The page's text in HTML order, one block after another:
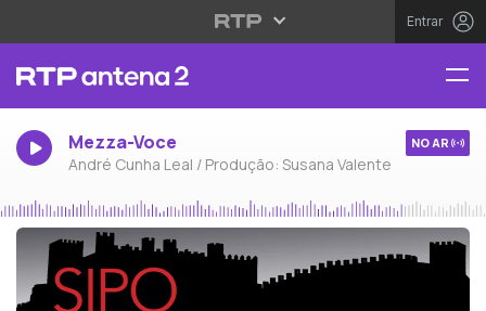
Entrar
Mezza-Voce
André Cunha Leal / Produção: Susana Valente
NO AR